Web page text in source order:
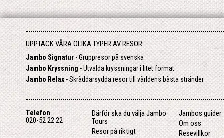
UPPTÄCK VÅRA OLIKA TYPER AV RESOR:
Jambo Signatur- Gruppresor på svenska
Jambo Kryssning- Utvalda kryssningar i litet format
Jambo Relax - Skräddarsydda resor till världens bästa stränder
Telefon
020-52 22 22
Därför ska du välja Jambo
Tours
Resor på riktigt
Jambos guider
Om oss
Resevillkor